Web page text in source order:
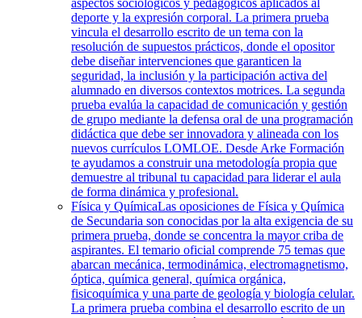
aspectos sociológicos y pedagógicos aplicados al
deporte y la expresión corporal. La primera prueba
vincula el desarrollo escrito de un tema con la
resolución de supuestos prácticos, donde el opositor
debe diseñar intervenciones que garanticen la
seguridad, la inclusión y la participación activa del
alumnado en diversos contextos motrices. La segunda
prueba evalúa la capacidad de comunicación y gestión
de grupo mediante la defensa oral de una programación
didáctica que debe ser innovadora y alineada con los
nuevos currículos LOMLOE. Desde Arke Formación
te ayudamos a construir una metodología propia que
demuestre al tribunal tu capacidad para liderar el aula
de forma dinámica y profesional.
Física y QuímicaLas oposiciones de Física y Química
de Secundaria son conocidas por la alta exigencia de su
primera prueba, donde se concentra la mayor criba de
aspirantes. El temario oficial comprende 75 temas que
abarcan mecánica, termodinámica, electromagnetismo,
óptica, química general, química orgánica,
fisicoquímica y una parte de geología y biología celular.
La primera prueba combina el desarrollo escrito de un